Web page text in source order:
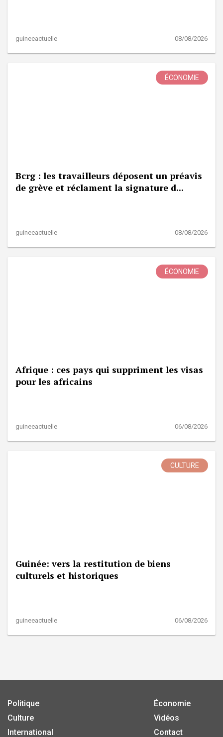
guineeactuelle 08/08/2026
ÉCONOMIE
Bcrg : les travailleurs déposent un préavis
de grève et réclament la signature d...
guineeactuelle 08/08/2026
ÉCONOMIE
Afrique : ces pays qui suppriment les visas
pour les africains
guineeactuelle 06/08/2026
CULTURE
Guinée: vers la restitution de biens
culturels et historiques
guineeactuelle 06/08/2026
Politique
Culture
International
Économie
Vidéos
Contact